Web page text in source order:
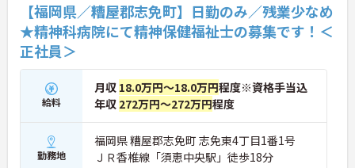
【福岡県／糟屋郡志免町】日勤のみ／残業少なめ
★精神科病院にて精神保健福祉士の募集です！＜
正社員＞
給料
月収 18.0万円～18.0万円程度※資格手当込
年収 272万円～272万円程度
勤務地
福岡県 糟屋郡志免町 志免東4丁目1番1号
ＪＲ香椎線「須恵中央駅」徒歩18分